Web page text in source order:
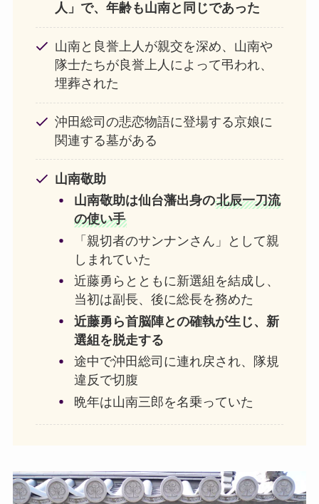
人」で、年齢も山南と同じであった
山南と良誉上人が親交を深め、山南や
隊士たちが良誉上人によって弔われ、
埋葬された
沖田総司の悲恋物語に登場する京娘に
関連する墓がある
山南敬助
山南敬助は仙台藩出身の北辰一刀流
の使い手
「親切者のサンナンさん」として親
しまれていた
近藤勇らとともに新選組を結成し、
当初は副長、後に総長を務めた
近藤勇ら首脳陣との確執が生じ、新
選組を脱走する
途中で沖田総司に連れ戻され、隊規
違反で切腹
晩年は山南三郎を名乗っていた